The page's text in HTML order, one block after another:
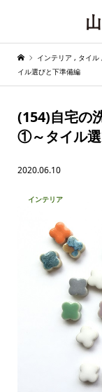
インテリア , タイル ,
イル選びと下準備編
(154)自宅の
①～タイル
2020.06.10
インテリア